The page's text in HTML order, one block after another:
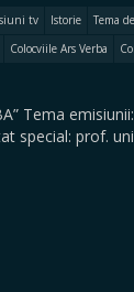
tv Istorie Tema
Colocviile Ars Verba
Tema
special: prof.